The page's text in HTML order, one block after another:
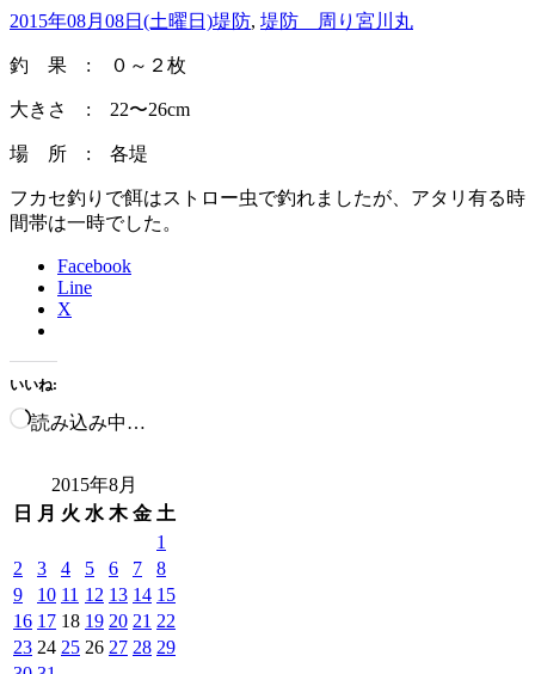
2015年08月08日(土曜日)堤防, 堤防 周り 宮川丸
釣 果 : ０～２枚
大きさ : 22〜26cm
場 所 : 各堤
フカセ釣りで餌はストロー虫で釣れましたが、アタリ有る時
間帯は一時でした。
Facebook
Line
X
いいね:
読み込み中…
2015年8月
日
月 火 水 木 金 土
1
2
3 4 5 6 7
8
9
10 11 12 13 14 15
16 17 18 19 20 21 22
23 24 25 26 27 28 29